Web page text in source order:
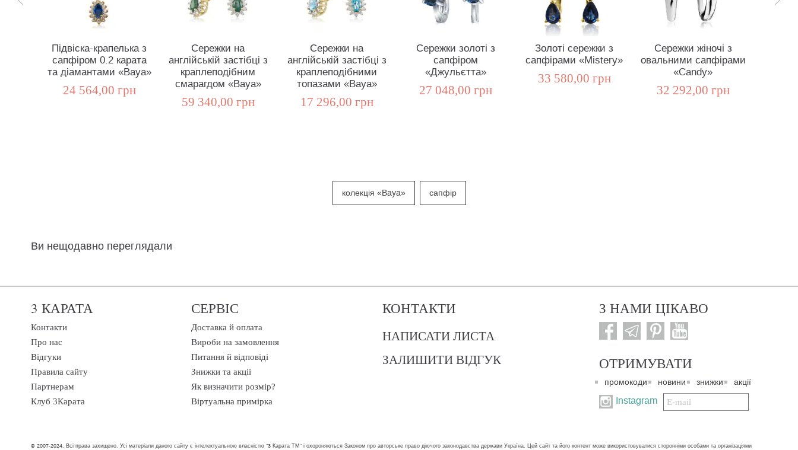
Підвіска-крапелька з
сапфіром 0.2 карата
та діамантами «Baya»
24 564,00 грн
Сережки на
англійській застібці з
краплеподібним
смарагдом «Baya»
59 340,00 грн
Сережки на
англійській застібці з
краплеподібними
топазами «Baya»
17 296,00 грн
Сережки золоті з
сапфіром
«Джульєтта»
27 048,00 грн
Золоті сережки з
сапфірами «Mistery»
33 580,00 грн
Сережки жіночі з
овальними сапфірами
«Candy»
32 292,00 грн
колекція «Baya» сапфір
Ви нещодавно переглядали
3 КАРАТА
Контакти
Про нас
Відгуки
Правила сайту
Партнерам
Клуб 3Карата
СЕРВІС
Доставка й оплата
Вироби на замовлення
Питання й відповіді
Знижки та акції
Як визначити розмір?
Віртуальна примірка
КОНТАКТИ
НАПИСАТИ ЛИСТА
ЗАЛИШИТИ ВІДГУК
З НАМИ ЦІКАВО
ОТРИМУВАТИ
промокоди новини знижки акції
Instagram
Подписаться
на
© 2007-2024. Всі права захищено. Усі матеріали даного сайту є інтелектуальною власністю "3 Карата ТМ" і охороняються Законом про авторське право діючого законодавства держави Україна. Цей сайт та його контент може використовуватися сторонніми особами та організаціями